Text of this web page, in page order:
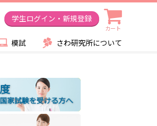
学生ログイン・新規登録
カート
模試 さわ研究所について